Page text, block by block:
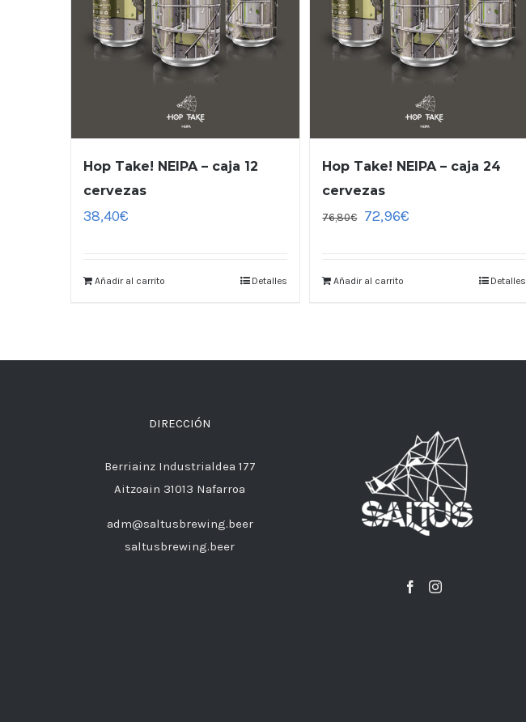
Hop Take! NEIPA – caja 12
cervezas
38,40€
Añadir al carrito Detalles
Hop Take! NEIPA – caja 24
cervezas
76,80€ 72,96€
Añadir al carrito Detalles
DIRECCIÓN
Berriainz Industrialdea 177
Aitzoain 31013 Nafarroa
adm@saltusbrewing.beer
saltusbrewing.beer